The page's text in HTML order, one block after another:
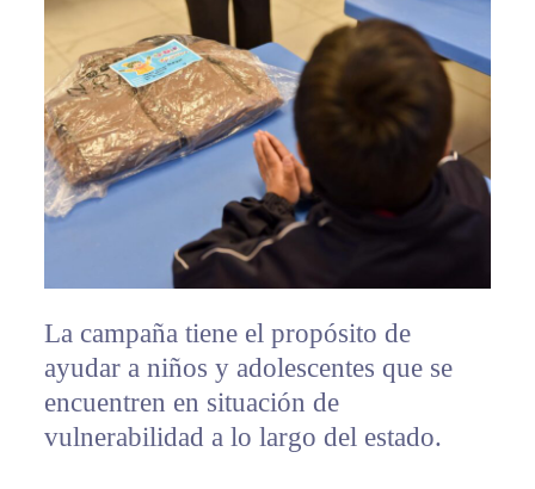
La campaña tiene el propósito de
ayudar a niños y adolescentes que se
encuentren en situación de
vulnerabilidad a lo largo del estado.